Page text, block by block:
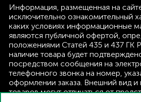
Информация, размещенная на
исключительно ознакомительный
каких условиях информационные
являются публичной офертой,
положениями Статей 435 и 437 ГК
наличие товара будет
посредством сообщения на
телефонного звонка на номер,
оформлении заказа. Внешний вид и
товаров могут отличаться от